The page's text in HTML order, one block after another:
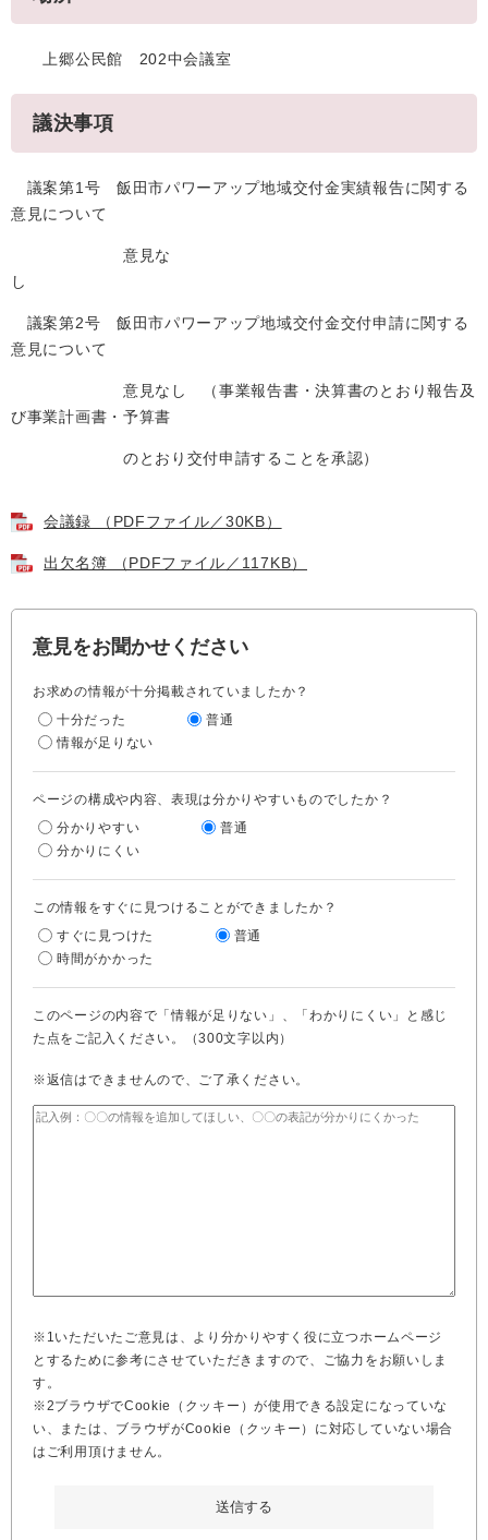
上郷公民館 202中会議室
議決事項
議案第1号 飯田市パワーアップ地域交付金実績報告に関する
意見について
意見な
議案第2号 飯田市パワーアップ地域交付金交付申請に関する
意見について
意見なし （事業報告書・決算書のとおり報告及
び事業計画書・予算書
のとおり交付申請することを承認）
会議録 （PDFファイル／30KB）
出欠名簿 （PDFファイル／117KB）
意見をお聞かせください
お求めの情報が十分掲載されていましたか？
十分だった
普通
情報が足りない
ページの構成や内容、表現は分かりやすいものでしたか？
分かりやすい
普通
分かりにくい
この情報をすぐに見つけることができましたか？
すぐに見つけた
普通
時間がかかった
このページの内容で「情報が足りない」、「わかりにくい」と感じ
た点をご記入ください。（300文字以内）
※返信はできませんので、ご了承ください。
※1いただいたご意見は、より分かりやすく役に立つホームページ
とするために参考にさせていただきますので、ご協力をお願いしま
す。
※2ブラウザでCookie（クッキー）が使用できる設定になっていな
い、または、ブラウザがCookie（クッキー）に対応していない場合
はご利用頂けません。